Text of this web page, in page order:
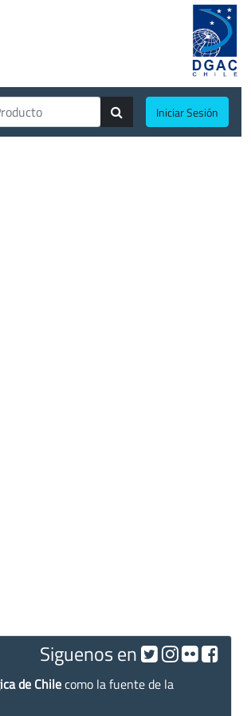
Iniciar Sesión
Siguenos en
de Chilecomo la fuente de la